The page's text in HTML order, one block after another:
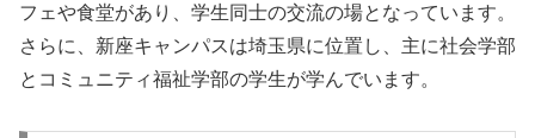
フェや食堂があり、学生同士の交流の場となっています。
さらに、新座キャンパスは埼玉県に位置し、主に社会学部
とコミュニティ福祉学部の学生が学んでいます。